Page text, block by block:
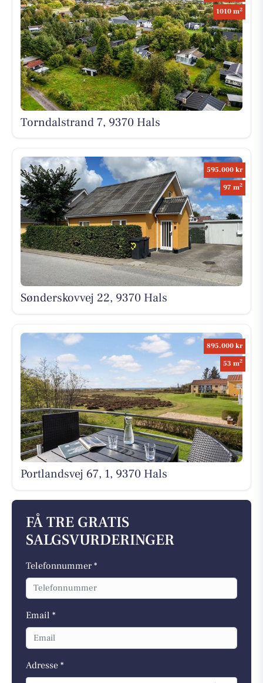
1010 m2
Torndalstrand 7, 9370 Hals
595.000 kr
97 m2
Sønderskovvej 22, 9370 Hals
895.000 kr
53 m2
Portlandsvej 67, 1, 9370 Hals
FÅ TRE GRATIS
SALGSVURDERINGER
Telefonnummer *
Email *
Adresse *